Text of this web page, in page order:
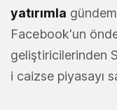
yatırımla
Facebook'un
geliştiricilerinden
i caizse piyasayı